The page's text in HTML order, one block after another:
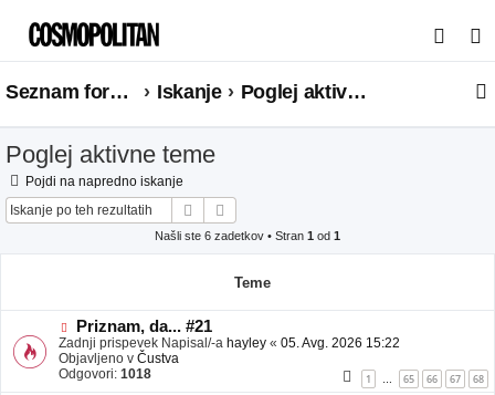
s
a
Seznam forumov Iskanje Poglej aktivne teme
Poglej aktivne teme
Pojdi na napredno iskanje
Iskanje
Našli ste 6 zadetkov • Stran 1 od 1
Teme
N
o
v
e
Priznam, da... #21
Zadnji prispevek Napisal/-a hayley « 05. Avg. 2026 15:22
Objavljeno v Čustva
Odgovori: 1018 1 … 65 66 67 68